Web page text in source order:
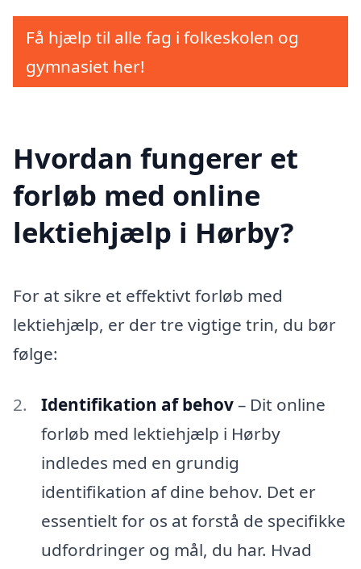
Få hjælp til alle fag i folkeskolen og
gymnasiet her!
Hvordan fungerer et
forløb med online
lektiehjælp i Hørby?
For at sikre et effektivt forløb med
lektiehjælp, er der tre vigtige trin, du bør
følge:
Identifikation af behov– Dit online
forløb med lektiehjælp i Hørby
indledes med en grundig
identifikation af dine behov. Det er
essentielt for os at forstå de specifikke
udfordringer og mål, du har. Hvad